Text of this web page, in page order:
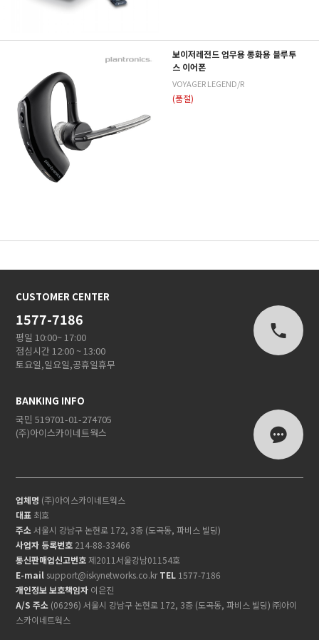
보이저레전드 업무용 통화용 블루투
스 이어폰
VOYAGER LEGEND/R
(품절)
CUSTOMER CENTER
1577-7186
평일 10:00~ 17:00
점심시간 12:00 ~ 13:00
토요일,일요일,공휴일휴무
BANKING INFO
국민 519701-01-274705
(주)아이스카이네트웍스
업체명 (주)아이스카이네트웍스
대표 최호
주소서울시 강남구 논현로 172, 3층 (도곡동, 파비스 빌딩)
사업자 등록번호 214-88-33466
통신판매업신고번호 제2011서울강남01154호
E-mail support@iskynetworks.co.krTEL 1577-7186
개인정보 보호책임자 이은진
A/S 주소 (06296) 서울시 강남구 논현로 172, 3층 (도곡동, 파비스 빌딩) ㈜아이
스카이네트웍스